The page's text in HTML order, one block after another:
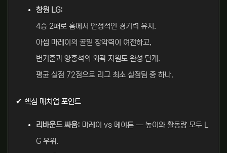
창원 LG:
4승 2패로 홈에서 안정적인 경기력 유지.
아셈 마레이의 골밑 장악력이 여전하고,
변기훈과 양홍석의 외곽 지원도 완성 단계.
평균 실점 72점으로 리그 최소 실점팀 중 하나.
✔ 핵심 매치업 포인트
리바운드 싸움: 마레이 vs 메이튼 — 높이와 활동량 모두 L
G 우위.